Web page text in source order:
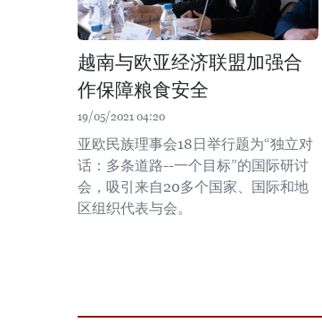
越南与欧亚经济联盟加强合
作保障粮食安全
19/05/2021 04:20
亚欧民族理事会18日举行题为“独立对
话：多条道路--一个目标”的国际研讨
会，吸引来自20多个国家、国际和地
区组织代表与会。